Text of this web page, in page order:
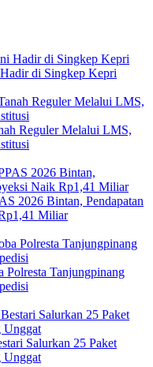
di Singkep Kepri
Reguler Melalui LMS,
2026 Bintan, Pendapatan
Miliar
Polresta Tanjungpinang
Salurkan 25 Paket
Unggat